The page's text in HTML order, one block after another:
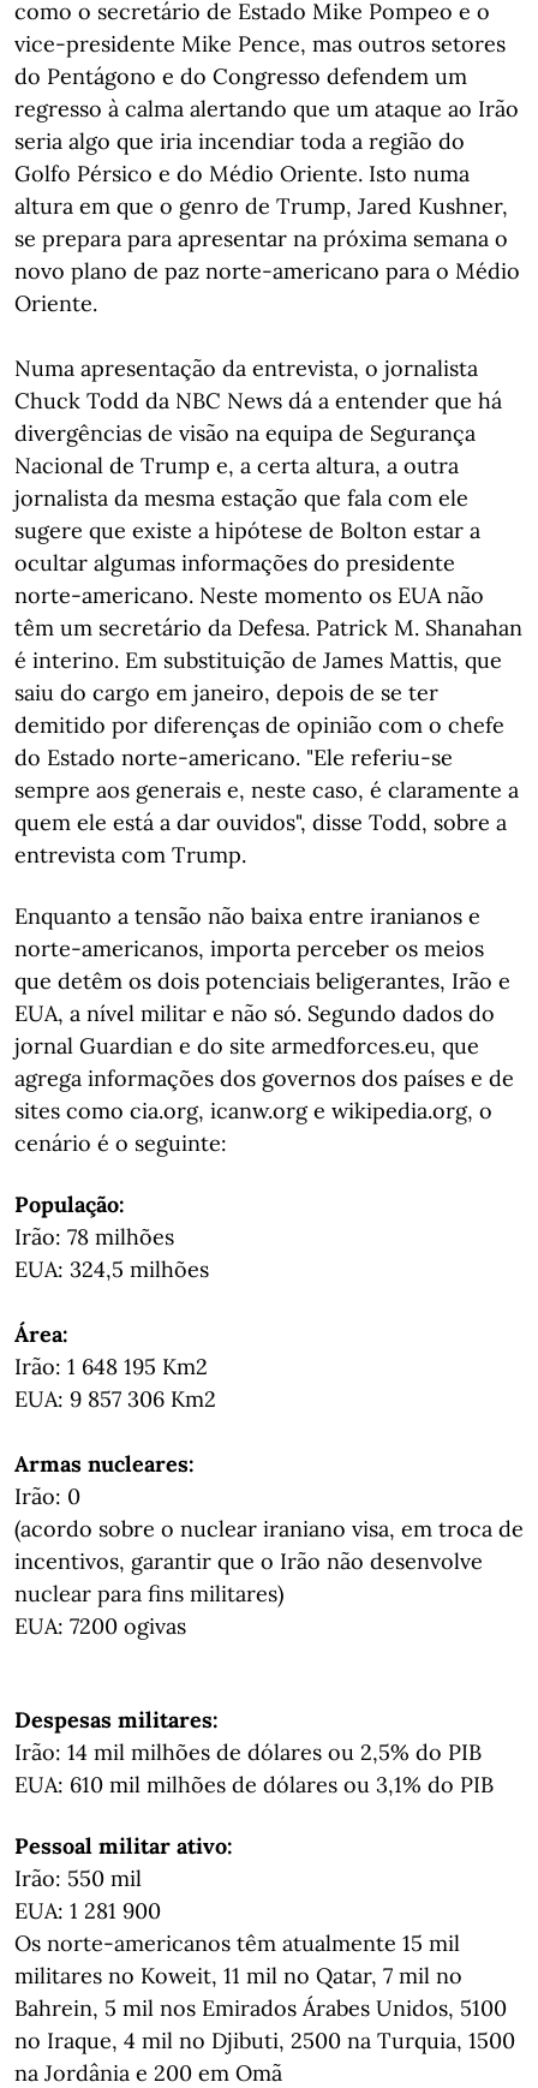
como o secretário de Estado Mike Pompeo e o
vice-presidente Mike Pence, mas outros setores
do Pentágono e do Congresso defendem um
regresso à calma alertando que um ataque ao Irão
seria algo que iria incendiar toda a região do
Golfo Pérsico e do Médio Oriente. Isto numa
altura em que o genro de Trump, Jared Kushner,
se prepara para apresentar na próxima semana o
novo plano de paz norte-americano para o Médio
Oriente.
Numa apresentação da entrevista, o jornalista
Chuck Todd da NBC News dá a entender que há
divergências de visão na equipa de Segurança
Nacional de Trump e, a certa altura, a outra
jornalista da mesma estação que fala com ele
sugere que existe a hipótese de Bolton estar a
ocultar algumas informações do presidente
norte-americano. Neste momento os EUA não
têm um secretário da Defesa. Patrick M. Shanahan
é interino. Em substituição de James Mattis, que
saiu do cargo em janeiro, depois de se ter
demitido por diferenças de opinião com o chefe
do Estado norte-americano. "Ele referiu-se
sempre aos generais e, neste caso, é claramente a
quem ele está a dar ouvidos", disse Todd, sobre a
entrevista com Trump.
Enquanto a tensão não baixa entre iranianos e
norte-americanos, importa perceber os meios
que detêm os dois potenciais beligerantes, Irão e
EUA, a nível militar e não só. Segundo dados do
jornal Guardian e do site armedforces.eu, que
agrega informações dos governos dos países e de
sites como cia.org, icanw.org e wikipedia.org, o
cenário é o seguinte:
População:
Irão: 78 milhões
EUA: 324,5 milhões
Área:
Irão: 1 648 195 Km2
EUA: 9 857 306 Km2
Armas nucleares:
Irão: 0
(acordo sobre o nuclear iraniano visa, em troca de
incentivos, garantir que o Irão não desenvolve
nuclear para fins militares)
EUA: 7200 ogivas
Despesas militares:
Irão: 14 mil milhões de dólares ou 2,5% do PIB
EUA: 610 mil milhões de dólares ou 3,1% do PIB
Pessoal militar ativo:
Irão: 550 mil
EUA: 1 281 900
Os norte-americanos têm atualmente 15 mil
militares no Koweit, 11 mil no Qatar, 7 mil no
Bahrein, 5 mil nos Emirados Árabes Unidos, 5100
no Iraque, 4 mil no Djibuti, 2500 na Turquia, 1500
na Jordânia e 200 em Omã